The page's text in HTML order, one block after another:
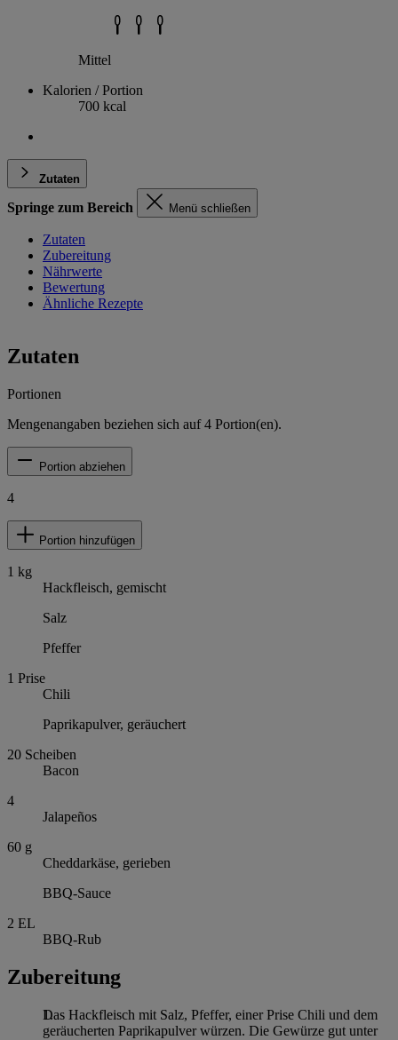
Mittel
Kalorien / Portion
700 kcal
Zutaten
Springe zum Bereich Menü schließen
Zutaten
Zubereitung
Nährwerte
Bewertung
Ähnliche Rezepte
Zutaten
Portionen
Mengenangaben beziehen sich auf4 Portion(en).
Portion abziehen
4
Portion hinzufügen
1 kg
Hackfleisch, gemischt
Salz
Pfeffer
1 Prise
Chili
Paprikapulver, geräuchert
20 Scheiben
Bacon
4
Jalapeños
60 g
Cheddarkäse, gerieben
BBQ-Sauce
2 EL
BBQ-Rub
Zubereitung
Das Hackfleisch mit Salz, Pfeffer, einer Prise Chili und dem
geräucherten Paprikapulver würzen. Die Gewürze gut unter